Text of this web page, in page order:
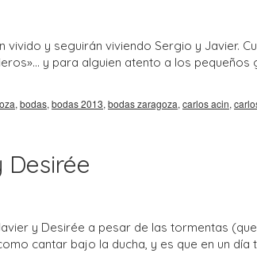
vivido y seguirán viviendo Sergio y Javier.
y para alguien atento a los
, bodas, bodas 2013, bodas zaragoza, carlos acin,
y Desirée a pesar de las tormentas
cantar bajo la ducha, y es que en un día